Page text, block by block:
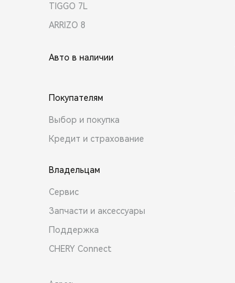
TIGGO 7L
ARRIZO 8
Авто в наличии
Покупателям
Выбор и покупка
Кредит и страхование
Владельцам
Сервис
Запчасти и аксессуары
Поддержка
CHERY Connect